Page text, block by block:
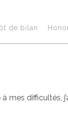
de bilan
mes difficultés,